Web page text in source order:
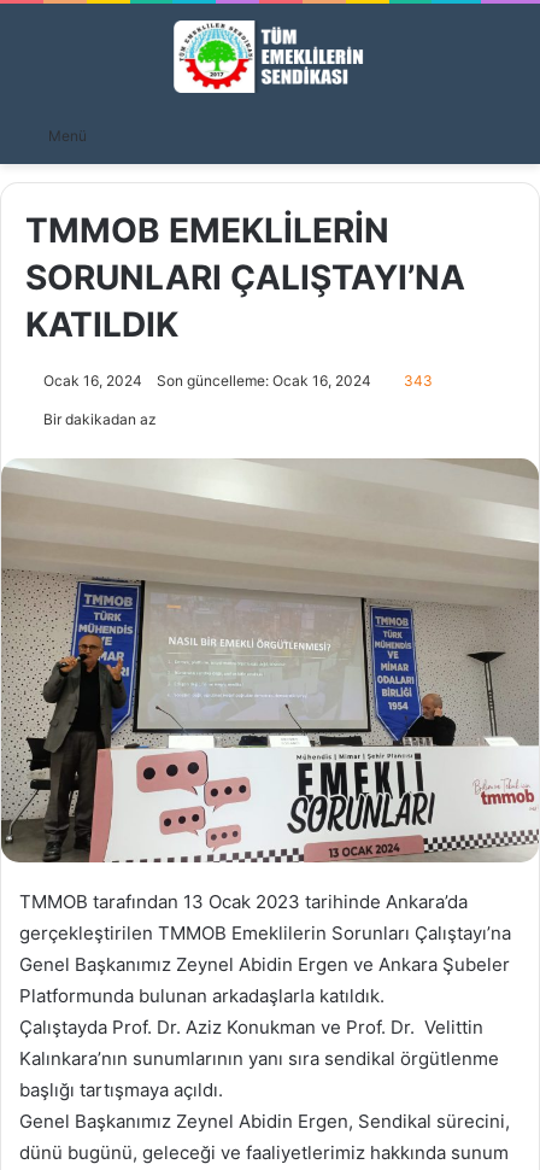
Menü
TMMOB EMEKLİLERİN
SORUNLARI ÇALIŞTAYI’NA
KATILDIK
Ocak 16, 2024 Son güncelleme: Ocak 16, 2024 343
Bir dakikadan az
TMMOB tarafından 13 Ocak 2023 tarihinde Ankara’da
gerçekleştirilen TMMOB Emeklilerin Sorunları Çalıştayı’na
Genel Başkanımız Zeynel Abidin Ergen ve Ankara Şubeler
Platformunda bulunan arkadaşlarla katıldık.
Çalıştayda Prof. Dr. Aziz Konukman ve Prof. Dr. Velittin
Kalınkara’nın sunumlarının yanı sıra sendikal örgütlenme
başlığı tartışmaya açıldı.
Genel Başkanımız Zeynel Abidin Ergen, Sendikal sürecini,
dünü bugünü, geleceği ve faaliyetlerimiz hakkında sunum